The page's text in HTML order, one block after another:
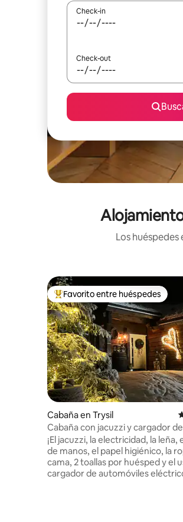
Check-in
Check-out
Los
Favorito entre los huéspedes
Favorito entre huéspedes
Cabaña en Trysil
Cabaña con jacuzzi y cargador
eléctrico incluido en el alquiler
¡El jacuzzi, la electricidad, la leña,
de manos, el papel higiénico, la
cama, 2 toallas por huésped y el
cargador de automóviles